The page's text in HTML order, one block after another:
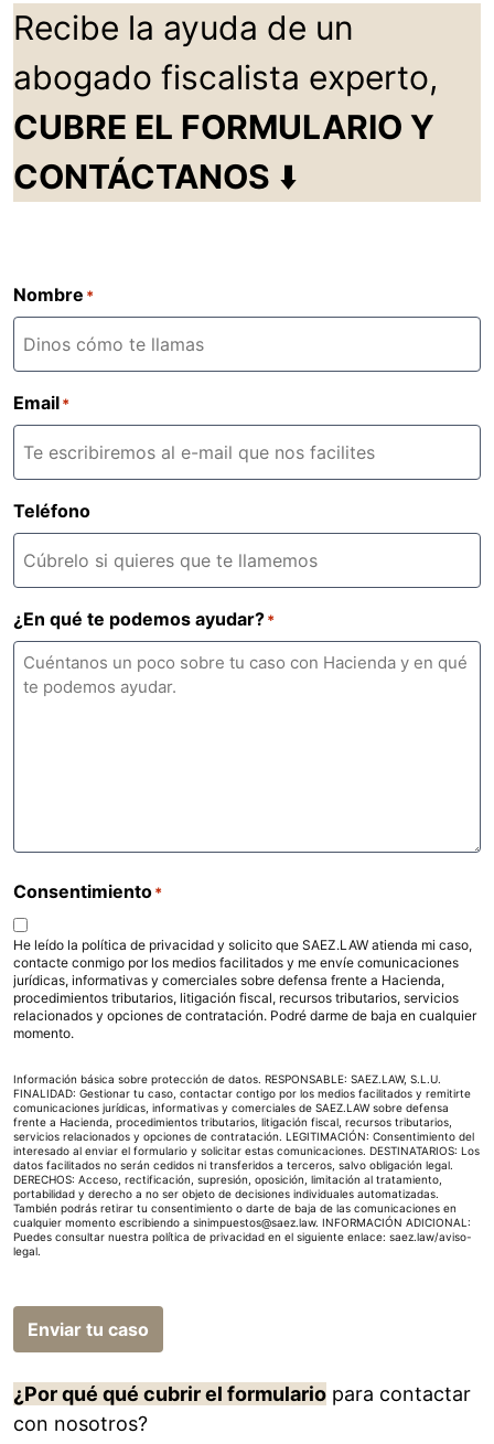
Recibe la ayuda de un
abogado fiscalista experto,
CUBRE EL FORMULARIO Y
CONTÁCTANOS ⬇️
Nombre *
Email*
Teléfono
¿En qué te podemos ayudar?*
Consentimiento*
He leído la política de privacidad y solicito que SAEZ.LAW atienda mi caso,
contacte conmigo por los medios facilitados y me envíe comunicaciones
jurídicas, informativas y comerciales sobre defensa frente a Hacienda,
procedimientos tributarios, litigación fiscal, recursos tributarios, servicios
relacionados y opciones de contratación. Podré darme de baja en cualquier
momento.
Información básica sobre protección de datos. RESPONSABLE: SAEZ.LAW, S.L.U.
FINALIDAD: Gestionar tu caso, contactar contigo por los medios facilitados y remitirte
comunicaciones jurídicas, informativas y comerciales de SAEZ.LAW sobre defensa
frente a Hacienda, procedimientos tributarios, litigación fiscal, recursos tributarios,
servicios relacionados y opciones de contratación. LEGITIMACIÓN: Consentimiento del
interesado al enviar el formulario y solicitar estas comunicaciones. DESTINATARIOS: Los
datos facilitados no serán cedidos ni transferidos a terceros, salvo obligación legal.
DERECHOS: Acceso, rectificación, supresión, oposición, limitación al tratamiento,
portabilidad y derecho a no ser objeto de decisiones individuales automatizadas.
También podrás retirar tu consentimiento o darte de baja de las comunicaciones en
cualquier momento escribiendo a sinimpuestos@saez.law. INFORMACIÓN ADICIONAL:
Puedes consultar nuestra política de privacidad en el siguiente enlace: saez.law/aviso-
legal.
Enviar tu caso
¿Por qué qué cubrir el formulario para contactar
con nosotros?